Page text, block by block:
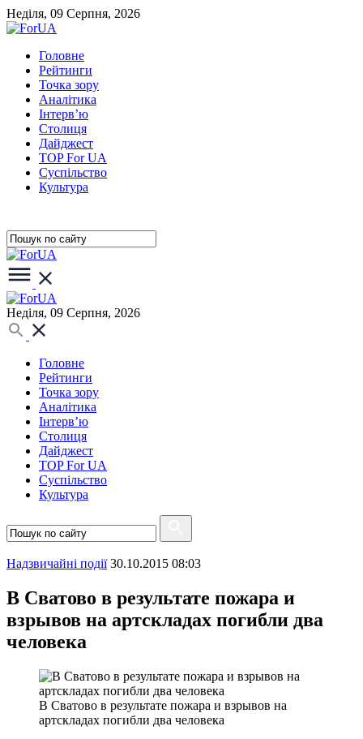
Неділя, 09 Серпня, 2026
Головне
Рейтинги
Точка зору
Аналітика
Інтерв’ю
Столиця
Дайджест
TOP For UA
Суспiльство
Культура
Неділя, 09 Серпня, 2026
Головне
Рейтинги
Точка зору
Аналітика
Інтерв’ю
Столиця
Дайджест
TOP For UA
Суспiльство
Культура
Надзвичайні події 30.10.2015 08:03
В Сватово в результате пожара и
взрывов на артскладах погибли два
человека
В Сватово в результате пожара и взрывов на
артскладах погибли два человека